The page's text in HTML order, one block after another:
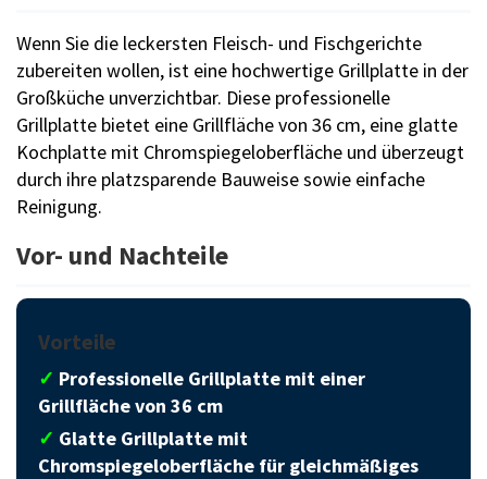
Wenn Sie die leckersten Fleisch- und Fischgerichte
zubereiten wollen, ist eine hochwertige Grillplatte in der
Großküche unverzichtbar. Diese professionelle
Grillplatte bietet eine Grillfläche von 36 cm, eine glatte
Kochplatte mit Chromspiegeloberfläche und überzeugt
durch ihre platzsparende Bauweise sowie einfache
Reinigung.
Vor- und Nachteile
Vorteile
✓ Professionelle Grillplatte mit einer
Grillfläche von 36 cm
✓ Glatte Grillplatte mit
Chromspiegeloberfläche für gleichmäßiges